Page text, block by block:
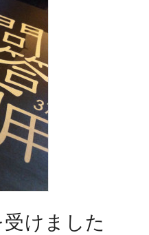
けました